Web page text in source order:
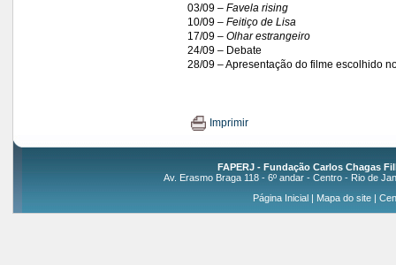
03/09 – Favela rising
10/09 – Feitiço de Lisa
17/09 – Olhar estrangeiro
24/09 – Debate
28/09 – Apresentação do filme escolhido
Imprimir
FAPERJ - Fundação Carlos Chagas
Av. Erasmo Braga 118 - 6º andar - Centro - Rio de
Página Inicial| Mapa do site|